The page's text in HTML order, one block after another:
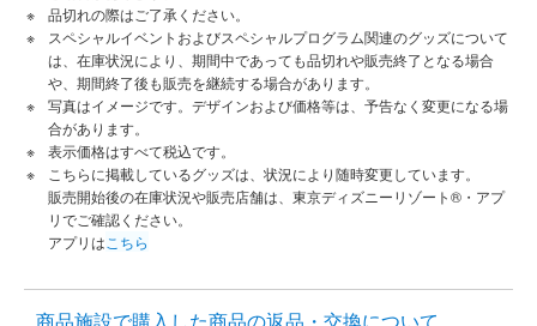
品切れの際はご了承ください。
スペシャルイベントおよびスペシャルプログラム関連のグッズについて
は、在庫状況により、期間中であっても品切れや販売終了となる場合
や、期間終了後も販売を継続する場合があります。
写真はイメージです。デザインおよび価格等は、予告なく変更になる場
合があります。
表示価格はすべて税込です。
こちらに掲載しているグッズは、状況により随時変更しています。
販売開始後の在庫状況や販売店舗は、東京ディズニーリゾート®・アプ
リでご確認ください。
アプリは こちら